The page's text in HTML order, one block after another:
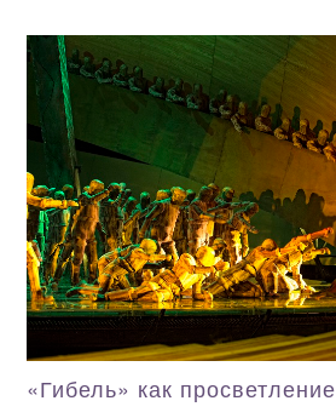
«Гибель» как просветление